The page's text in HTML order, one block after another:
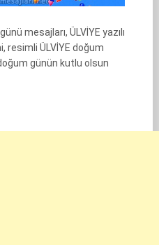
mesajları, ÜLVİYE yazılı
resimli ÜLVİYE doğum
günün kutlu olsun